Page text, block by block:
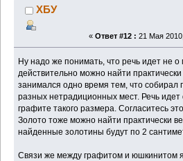
ХБУ
« Ответ #12 : 21 Мая
Ну надо же понимать, что речь идет не
действительно можно найти
занимался одно время тем, что собирал
разных нетрадиционных мест. Речь
графите такого размера. Согласитесь
Золото тоже можно найти практически
найденные золотины будут по 2
Связи же между графитом и юшкинитом